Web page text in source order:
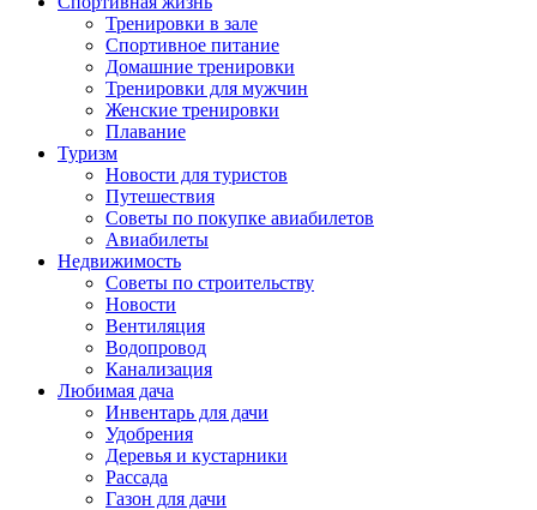
Тренировки в зале
Спортивное питание
Домашние тренировки
Тренировки для мужчин
Женские тренировки
Плавание
Туризм
Новости для туристов
Путешествия
Советы по покупке авиабилетов
Авиабилеты
Недвижимость
Советы по строительству
Новости
Вентиляция
Водопровод
Канализация
Любимая дача
Инвентарь для дачи
Удобрения
Деревья и кустарники
Рассада
Газон для дачи